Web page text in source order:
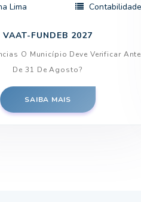
Lima Contabilidade
VAAT-FUNDEB 2027
O Município Deve Verificar
De 31 De Agosto?
SAIBA MAIS